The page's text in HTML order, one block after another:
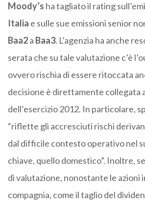
Moody’s ha tagliato il rating
Italia e sulle sue emissioni senior
Baa2a Baa3. L’agenzia ha anche
serata che su tale valutazione c’è
ovvero rischia di essere ritoccata
decisione è direttamente collegata
dell’esercizio 2012. In particolare,
“riflette gli accresciuti rischi
dal difficile contesto operativo nel
chiave, quello domestico”. Inoltre,
di valutazione, nonostante le azioni
compagnia, come il taglio del